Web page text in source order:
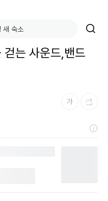
는 사운드,밴드